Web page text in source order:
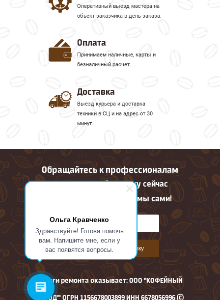
Ольга Кравченко
Здравствуйте! Готова помочь
вам. Напишите мне, если у
вас появятся вопросы.
Оперативный выезд мастера на
объект заказчика в день заказа.
Оплата
Принимаем наличные, карты и
безналичный расчет.
Доставка
Выезд курьера и доставка
техники в СЦ и на адрес от 30
минут.
Обращайтесь к профессионалам
Оставьте онлайн заявку сейчас
Все остальное сделаем мы сами!
Оставить онлайн заявку
Услуги ремонта оказывает: ООО "КОФЕЙНЫЙ
ГОРОД"' ОГРН 1156678003899 ИНН 6678056996 ©